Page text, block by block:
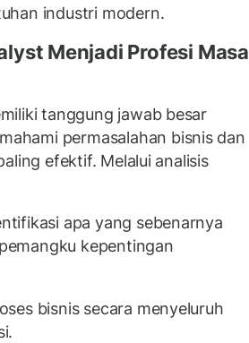
industri modern.
Menjadi Profesi Masa
tanggung jawab besar
permasalahan bisnis dan
efektif. Melalui analisis
apa yang sebenarnya
kepentingan
bisnis secara menyeluruh